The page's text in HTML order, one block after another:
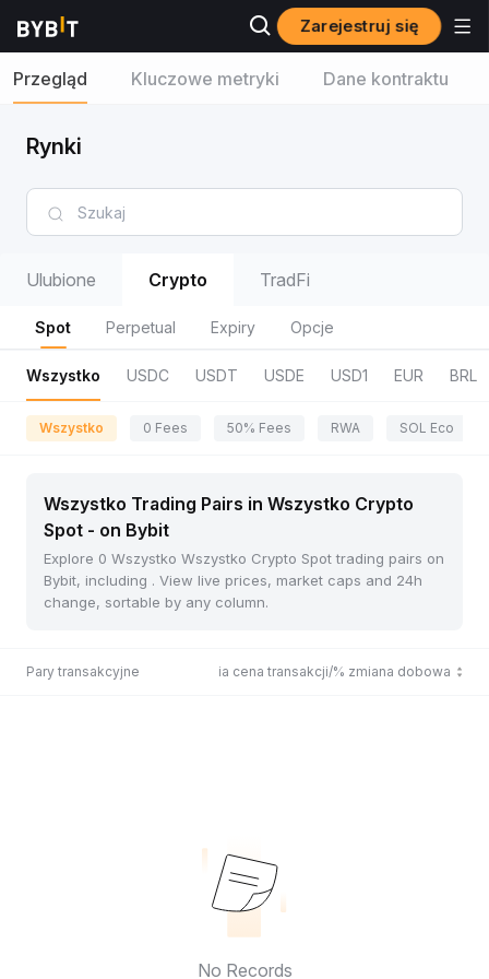
Zarejestruj się
Przegląd Kluczowe metryki Dane kontraktu
Rynki
Ulubione Crypto TradFi
Spot Perpetual Expiry Opcje
Wszystko USDC USDT USDE USD1 EUR BRL
Wszystko 0 Fees 50% Fees RWA SOL Eco
Wszystko Trading Pairs in Wszystko Crypto
Spot - on Bybit
Explore 0 Wszystko Wszystko Crypto Spot trading pairs on
Bybit, including . View live prices, market caps and 24h
change, sortable by any column.
Pary transakcyjne Ostatnia cena transakcji/% zmiana dobowa
No Records